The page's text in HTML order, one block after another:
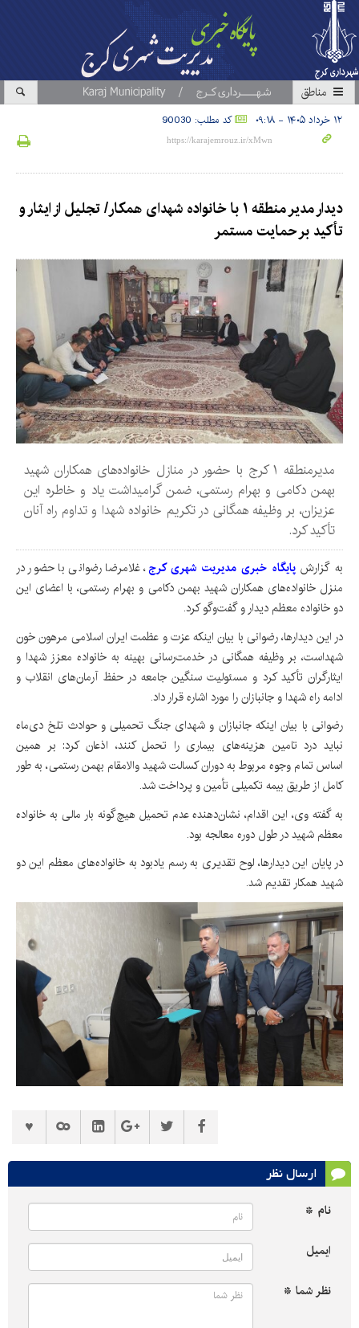
مناطق
۱۲ خرداد ۱۴۰۵ - ۰۹:۱۸ کد مطلب: 90030
دیدار مدیر منطقه ۱ با خانواده‌ شهدای همکار/ تجلیل از ایثار و
تأکید بر حمایت مستمر
مدیرمنطقه ۱ کرج با حضور در منازل خانواده‌های همکاران شهید
بهمن دکامی و بهرام رستمی، ضمن گرامیداشت یاد و خاطره این
عزیزان، بر وظیفه همگانی در تکریم خانواده شهدا و تداوم راه آنان
تأکید کرد.
به گزارشپایگاه خبری مدیریت شهری کرج، غلامرضا رضوانی با حضور در
منزل خانواده‌های همکاران شهید بهمن دکامی و بهرام رستمی، با اعضای این
دو خانواده معظم دیدار و گفت‌وگو کرد.
در این دیدارها، رضوانی با بیان اینکه عزت و عظمت ایران اسلامی مرهون خون
شهداست، بر وظیفه همگانی در خدمت‌رسانی بهینه به خانواده معزز شهدا و
ایثارگران تأکید کرد و مسئولیت سنگین جامعه در حفظ آرمان‌های انقلاب و
ادامه راه شهدا و جانبازان را مورد اشاره قرار داد.
رضوانی با بیان اینکه جانبازان و شهدای جنگ تحمیلی و حوادث تلخ دی‌ماه
نباید درد تامین هزینه‌های بیماری را تحمل کنند، اذعان کرد: بر همین
اساس تمام وجوه مربوط به دوران کسالت شهید والامقام بهمن رستمی، به طور
کامل از طریق بیمه تکمیلی تأمین و پرداخت شد.
به گفته وی، این اقدام، نشان‌دهنده عدم تحمیل هیچ‌گونه بار مالی به خانواده
معظم شهید در طول دوره معالجه بود.
در پایان این دیدارها، لوح تقدیری به رسم یادبود به خانواده‌های معظم این دو
‏شهید همکار تقدیم شد.
ارسال نظر
نام *
ایمیل
نظر شما *